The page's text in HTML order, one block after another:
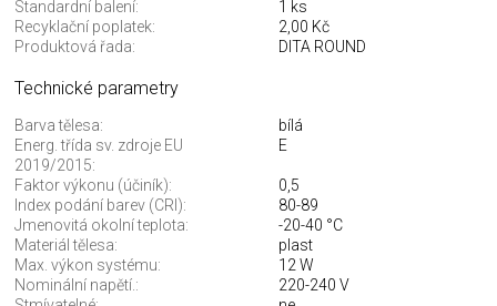
Standardní balení:
1 ks
Recyklační poplatek:
2,00 Kč
Produktová řada:
DITA ROUND
Technické parametry
Barva tělesa:
bílá
Energ. třída sv. zdroje EU
2019/2015:
E
Faktor výkonu (účiník):
0,5
Index podání barev (CRI):
80-89
Jmenovitá okolní teplota:
-20-40 °C
Materiál tělesa:
plast
Max. výkon systému:
12 W
Nominální napětí.:
220-240 V